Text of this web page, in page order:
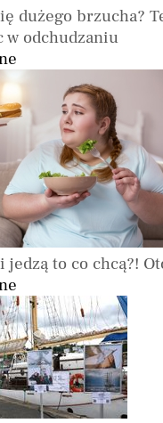
dużego brzucha?
w odchudzaniu
jedzą to co chcą?!